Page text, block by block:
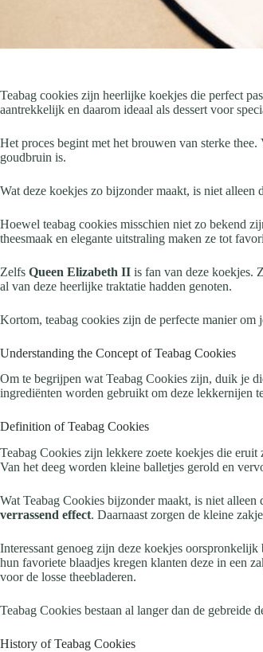
Teabag cookies zijn heerlijke koekjes die perfect
aantrekkelijk en daarom ideaal als dessert voor
Het proces begint met het brouwen van sterke
goudbruin is.
Wat deze koekjes zo bijzonder maakt, is niet alleen
Hoewel teabag cookies misschien niet zo bekend
theesmaak en elegante uitstraling maken ze tot
Zelfs Queen Elizabeth II is fan van deze koekjes.
al van deze heerlijke traktatie hadden genoten.
Kortom, teabag cookies zijn de perfecte manier om
Understanding the Concept of Teabag Cookies
Om te begrijpen wat Teabag Cookies zijn, duik je
ingrediënten worden gebruikt om deze lekkernijen
Definition of Teabag Cookies
Teabag Cookies zijn lekkere zoete koekjes die
Van het deeg worden kleine balletjes gerold en
Wat Teabag Cookies bijzonder maakt, is niet
verrassend effect. Daarnaast zorgen de kleine
Interessant genoeg zijn deze koekjes
hun favoriete blaadjes kregen klanten deze in een
voor de losse theebladeren.
Teabag Cookies bestaan al langer dan de gebreide
History of Teabag Cookies